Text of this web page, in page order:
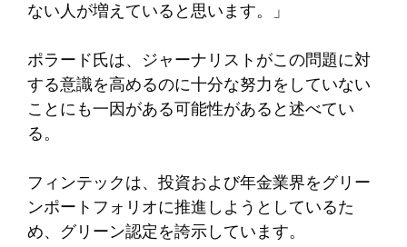
ない人が増えていると思います。」
ポラード氏は、ジャーナリストがこの問題に対
する意識を高めるのに十分な努力をしていない
ことにも一因がある可能性があると述べてい
る。
フィンテックは、投資および年金業界をグリー
ンポートフォリオに推進しようとしているた
め、グリーン認定を誇示しています。